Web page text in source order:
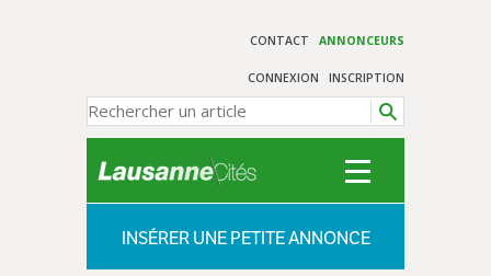
CONTACT ANNONCEURS
CONNEXION INSCRIPTION
INSÉRER UNE PETITE ANNONCE